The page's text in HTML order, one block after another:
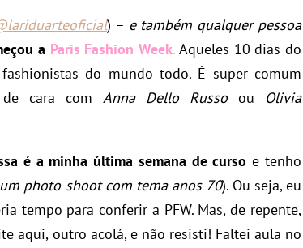
) – e também qualquer pessoa
a Paris Fashion Week. Aqueles 10 dias do
do mundo todo. É super comum
cara com Anna Dello Russoou Olivia
é a minha última semana de curso e tenho
um photo shoot com tema anos 70). Ou seja, eu
tempo para conferir a PFW. Mas, de repente,
aqui, outro acolá, e não resisti! Faltei aula no